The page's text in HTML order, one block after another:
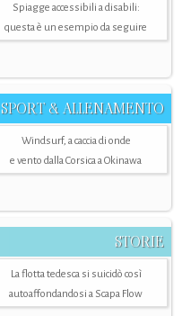
Spiagge accessibili a disabili:
questa è un esempio da seguire
SPORT & ALLENAMENTO
Windsurf, a caccia di onde
e vento dalla Corsica a Okinawa
STORIE
La flotta tedesca si suicidò così
autoaffondandosi a Scapa Flow